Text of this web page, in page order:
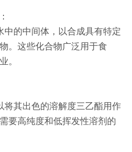
中的中间体，以合成具有特定
。这些化合物广泛用于食
。
将其出色的溶解度三乙酯用作
要高纯度和低挥发性溶剂的